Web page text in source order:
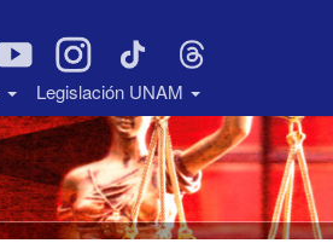
Legislación UNAM